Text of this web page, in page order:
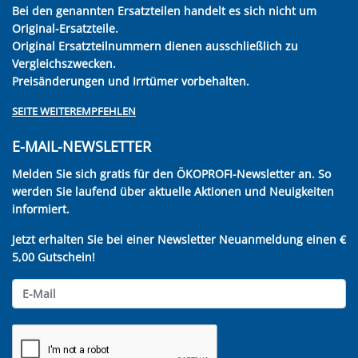
Bei den genannten Ersatzteilen handelt es sich nicht um
Original-Ersatzteile.
Original Ersatzteilnummern dienen ausschließlich zu
Vergleichszwecken.
Preisänderungen und Irrtümer vorbehalten.
SEITE WEITEREMPFEHLEN
E-MAIL-NEWSLETTER
Melden Sie sich gratis für den ÖKOPROFI-Newsletter an. So
werden Sie laufend über aktuelle Aktionen und Neuigkeiten
informiert.
Jetzt erhalten Sie bei einer Newsletter Neuanmeldung einen €
5,00 Gutschein!